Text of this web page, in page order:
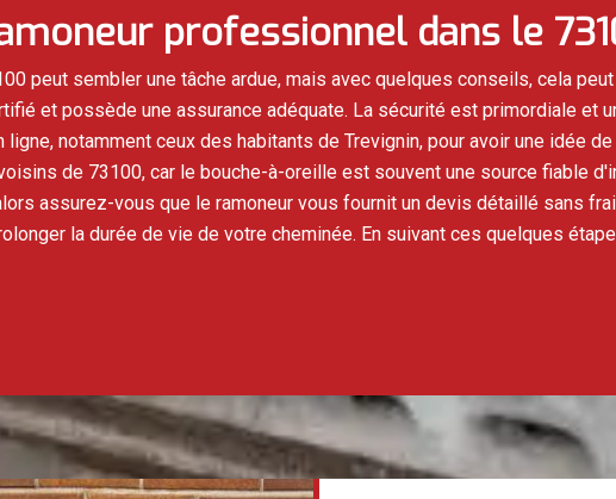
professionnel dans le
peut sembler une tâche ardue, mais avec quelques conseils, cela
et possède une assurance adéquate. La sécurité est primordiale et
notamment ceux des habitants de Trevignin, pour avoir une idée
de 73100, car le bouche-à-oreille est souvent une source fiable
assurez-vous que le ramoneur vous fournit un devis détaillé sans
la durée de vie de votre cheminée. En suivant ces quelques